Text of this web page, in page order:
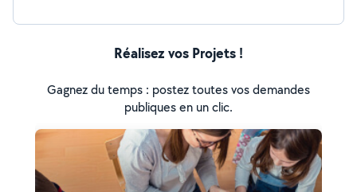
Réalisez vos Projets !
Gagnez du temps : postez toutes vos demandes
publiques en un clic.